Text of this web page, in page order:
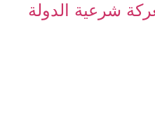
شرعية الدولة